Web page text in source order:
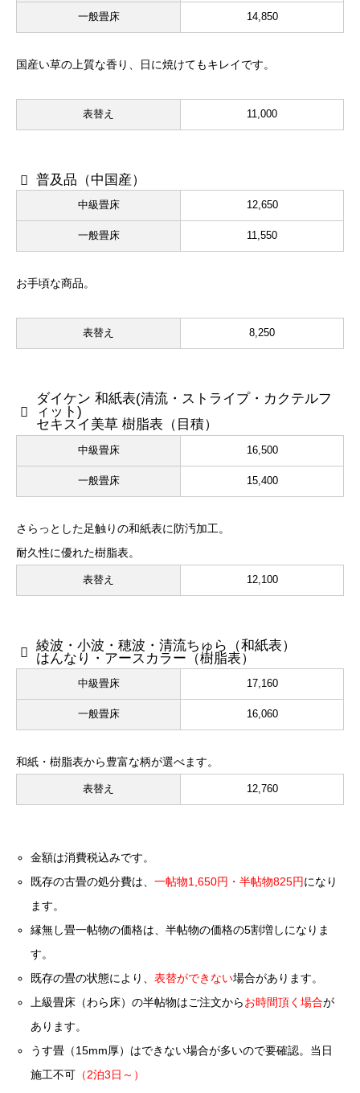
一般畳床 14,850
国産い草の上質な香り、日に焼けてもキレイです。
表替え 11,000
普及品（中国産）
中級畳床 12,650
一般畳床 11,550
お手頃な商品。
表替え 8,250
ダイケン 和紙表(清流・ストライプ・カクテルフ
ィット)
セキスイ美草 樹脂表（目積）
中級畳床 16,500
一般畳床 15,400
さらっとした足触りの和紙表に防汚加工。
耐久性に優れた樹脂表。
表替え 12,100
綾波・小波・穂波・清流ちゅら（和紙表）
はんなり・アースカラー（樹脂表）
中級畳床 17,160
一般畳床 16,060
和紙・樹脂表から豊富な柄が選べます。
表替え 12,760
金額は消費税込みです。
既存の古畳の処分費は、一帖物1,650円・半帖物825円になり
ます。
縁無し畳一帖物の価格は、半帖物の価格の5割増しになりま
す。
既存の畳の状態により、表替ができない場合があります。
上級畳床（わら床）の半帖物はご注文からお時間頂く場合が
あります。
うす畳（15mm厚）はできない場合が多いので要確認。当日
施工不可 （2泊3日～）